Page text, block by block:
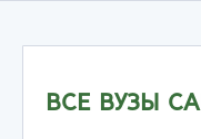
ВСЕ ВУЗЫ